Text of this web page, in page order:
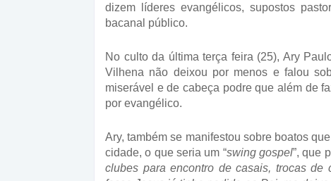
dizem líderes evangélicos, supostos
bacanal público.
No culto da última terça feira (25), Ary
Vilhena não deixou por menos e falou
miserável e de cabeça podre que além de
por evangélico.
Ary, também se manifestou sobre boatos
cidade, o que seria um “swing gospel”, que
clubes para encontro de casais, trocas